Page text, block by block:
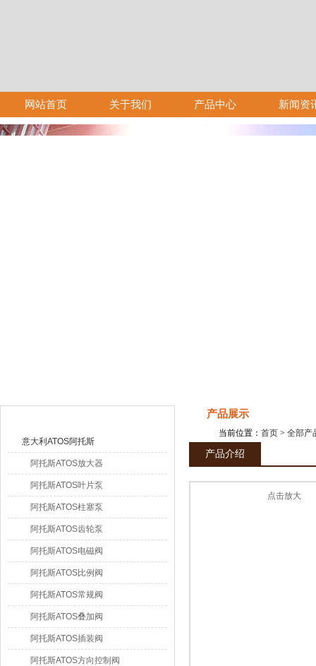
网站首页 关于我们 产品中心 新闻资
意大利ATOS阿托斯
阿托斯ATOS放大器
阿托斯ATOS叶片泵
阿托斯ATOS柱塞泵
阿托斯ATOS齿轮泵
阿托斯ATOS电磁阀
阿托斯ATOS比例阀
阿托斯ATOS常规阀
阿托斯ATOS叠加阀
阿托斯ATOS插装阀
阿托斯ATOS方向控制阀
产品展示
当前位置： 首页 > 全部产
产品介绍
点击放大